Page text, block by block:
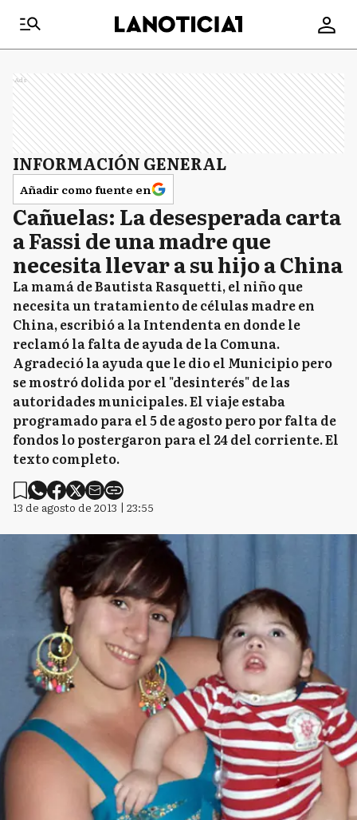
Ads
INFORMACIÓN GENERAL
Añadir como fuente en
Cañuelas: La desesperada carta
a Fassi de una madre que
necesita llevar a su hijo a China
La mamá de Bautista Rasquetti, el niño que
necesita un tratamiento de células madre en
China, escribió a la Intendenta en donde le
reclamó la falta de ayuda de la Comuna.
Agradeció la ayuda que le dio el Municipio pero
se mostró dolida por el "desinterés" de las
autoridades municipales. El viaje estaba
programado para el 5 de agosto pero por falta de
fondos lo postergaron para el 24 del corriente. El
texto completo.
13 de agosto de 2013 | 23:55